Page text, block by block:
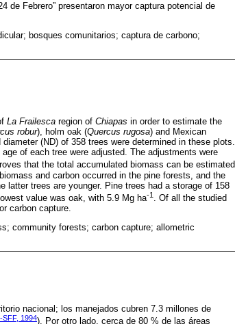
de Febrero” presentaron mayor captura potencial de
bosques comunitarios; captura de carbono;
La Frailesca region of Chiapas in order to estimate the
robur), holm oak (Quercus rugosa) and Mexican
(ND) of 358 trees were determined in these plots.
of each tree were adjusted. The adjustments were
that the total accumulated biomass can be estimated
and carbon occurred in the pine forests, and the
trees are younger. Pine trees had a storage of 158
value was oak, with 5.9 Mg ha-1
. Of all the studied
carbon capture.
community forests; carbon capture; allometric
nacional; los manejados cubren 7.3 millones de
SFF, 1994). Por otro lado, cerca de 80 % de las áreas